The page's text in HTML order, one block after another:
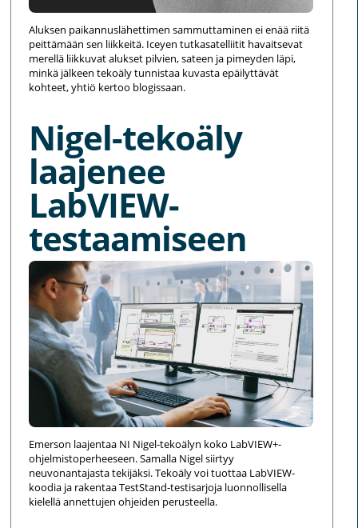
Aluksen paikannuslähettimen sammuttaminen ei enää riitä
peittämään sen liikkeitä. Iceyen tutkasatelliitit havaitsevat
merellä liikkuvat alukset pilvien, sateen ja pimeyden läpi,
minkä jälkeen tekoäly tunnistaa kuvasta epäilyttävät
kohteet, yhtiö kertoo blogissaan.
Nigel-tekoäly
laajenee
LabVIEW-
testaamiseen
Emerson laajentaa NI Nigel-tekoälyn koko LabVIEW+-
ohjelmistoperheeseen. Samalla Nigel siirtyy
neuvonantajasta tekijäksi. Tekoäly voi tuottaa LabVIEW-
koodia ja rakentaa TestStand-testisarjoja luonnollisella
kielellä annettujen ohjeiden perusteella.